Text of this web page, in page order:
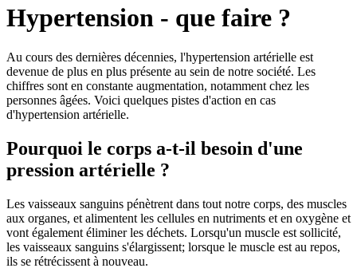
Hypertension - que faire ?
Au cours des dernières décennies, l'hypertension artérielle est
devenue de plus en plus présente au sein de notre société. Les
chiffres sont en constante augmentation, notamment chez les
personnes âgées. Voici quelques pistes d'action en cas
d'hypertension artérielle.
Pourquoi le corps a-t-il besoin d'une
pression artérielle ?
Les vaisseaux sanguins pénètrent dans tout notre corps, des muscles
aux organes, et alimentent les cellules en nutriments et en oxygène et
vont également éliminer les déchets. Lorsqu'un muscle est sollicité,
les vaisseaux sanguins s'élargissent; lorsque le muscle est au repos,
ils se rétrécissent à nouveau.